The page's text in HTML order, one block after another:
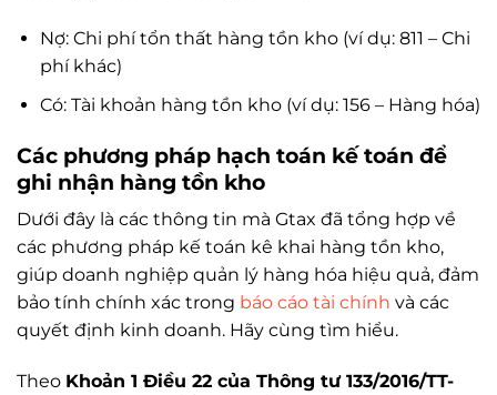
Nợ: Chi phí tổn thất hàng tồn kho (ví dụ: 811 – Chi
phí khác)
Có: Tài khoản hàng tồn kho (ví dụ: 156 – Hàng hóa)
Các phương pháp hạch toán kế toán để
ghi nhận hàng tồn kho
Dưới đây là các thông tin mà Gtax đã tổng hợp về
các phương pháp kế toán kê khai hàng tồn kho,
giúp doanh nghiệp quản lý hàng hóa hiệu quả, đảm
bảo tính chính xác trong báo cáo tài chính và các
quyết định kinh doanh. Hãy cùng tìm hiểu.
Theo Khoản 1 Điều 22 của Thông tư 133/2016/TT-